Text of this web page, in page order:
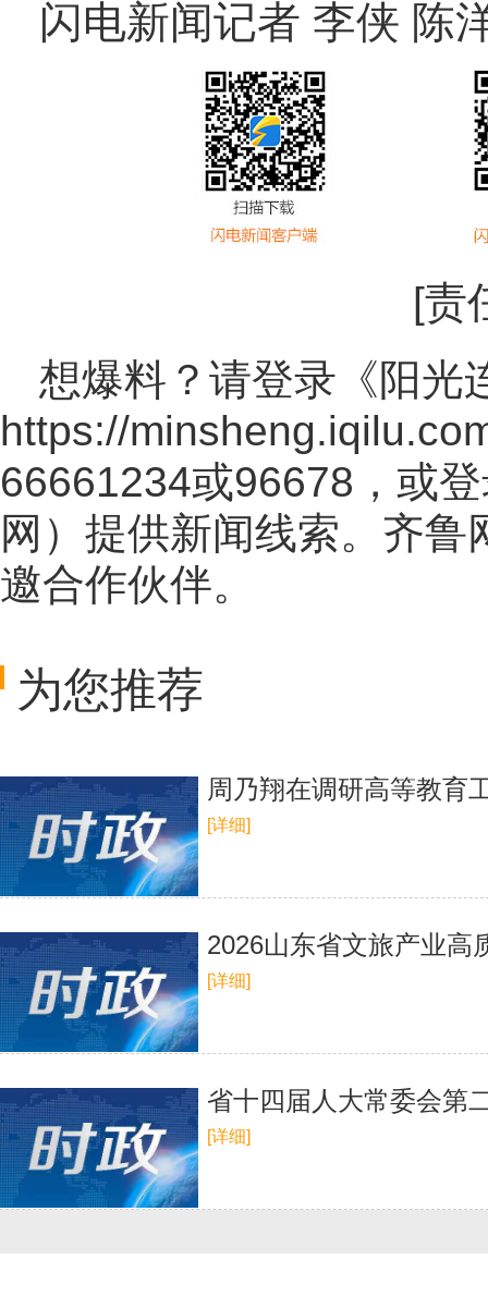
闪电新闻记者 李侠 陈
[责
想爆料？请登录《阳光
https://
66661234或96678，或
网 ）提供新闻线索。齐鲁
邀合作伙伴。
为您推荐
周乃翔在调研高等教育
[详细]
2026山东省文旅产业高
[详细]
省十四届人大常委会第
[详细]